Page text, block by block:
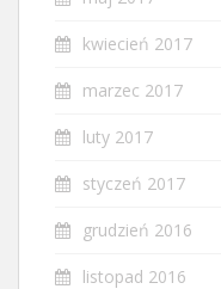
kwiecień 2017
marzec 2017
luty 2017
styczeń 2017
grudzień 2016
listopad 2016